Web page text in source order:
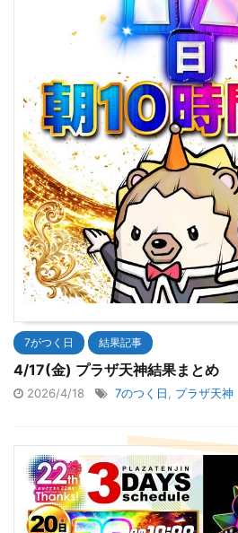
7がつく日 結果記事
4/17(金) プラザ天神結果まとめ
2026/4/18 7のつく日 プラザ天神